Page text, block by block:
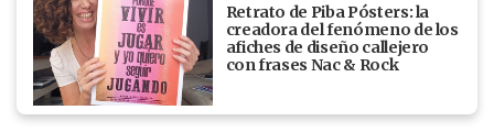
Retrato de Piba Pósters: la
creadora del fenómeno de los
afiches de diseño callejero
con frases Nac & Rock